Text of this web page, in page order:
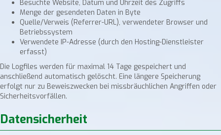
Besuchte Website, Datum und Uhrzeit des Zugriffs
Menge der gesendeten Daten in Byte
Quelle/Verweis (Referrer-URL), verwendeter Browser und
Betriebssystem
Verwendete IP-Adresse (durch den Hosting-Dienstleister
erfasst)
Die Logfiles werden für maximal 14 Tage gespeichert und
anschließend automatisch gelöscht. Eine längere Speicherung
erfolgt nur zu Beweiszwecken bei missbräuchlichen Angriffen oder
Sicherheitsvorfällen.
Datensicherheit